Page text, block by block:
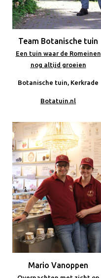
Team Botanische tuin
Een tuin waar de Romeinen
nog altijd groeien
Botanische tuin, Kerkrade
Botatuin.nl
Mario Vanoppen